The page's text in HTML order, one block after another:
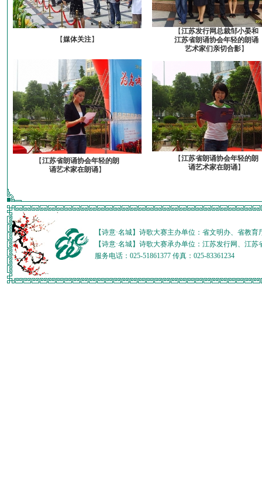
【媒体关注】
【江苏发行网总裁邹小晏和
江苏省朗诵协会年轻的朗诵
艺术家们亲切合影】
【江苏省朗诵协会年轻的朗
诵艺术家在朗诵】
【江苏省朗诵协会年轻的朗
诵艺术家在朗诵】
【诗意·名城】诗歌大赛主办单位：省文明办、省教
【诗意·名城】诗歌大赛承办单位：江苏发行网、江
服务电话：025-51861377 传真：025-83361234